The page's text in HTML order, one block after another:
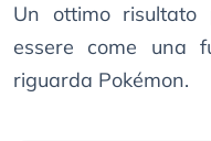
Un ottimo risultato
essere come una
riguarda Pokémon.